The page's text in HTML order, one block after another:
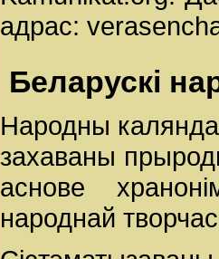
адрас:
Беларускі
Народны
захаваны
аснове
народнай